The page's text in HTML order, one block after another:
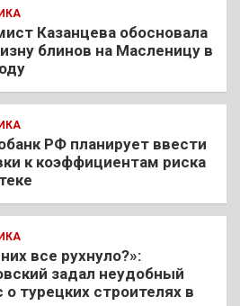
Казанцева обосновала
блинов на Масленицу в
РФ планирует ввести
к коэффициентам риска
все рухнуло?»:
задал неудобный
о турецких строителях в